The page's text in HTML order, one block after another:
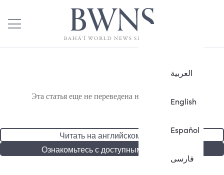
العربية
English
Español
فارسی
Эта статья еще не переведена на русский язык.
Читать на английском языке
Ознакомьтесь с доступными статьями